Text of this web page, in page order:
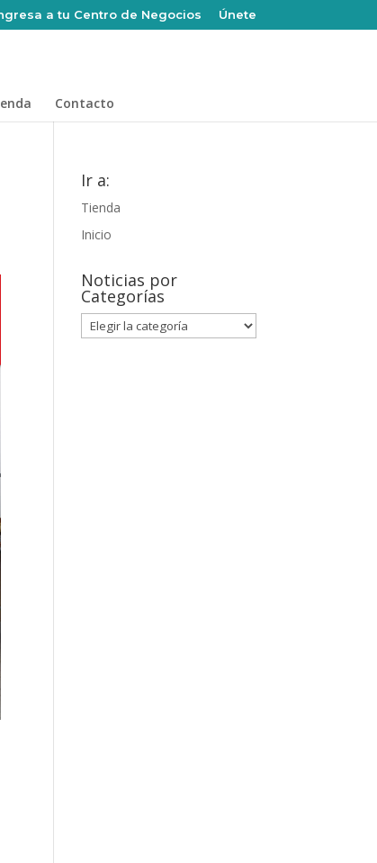
a tu Centro de Negocios Únete
Contacto
Ir a:
Tienda
Inicio
Noticias por
Categorías
Noticias
por